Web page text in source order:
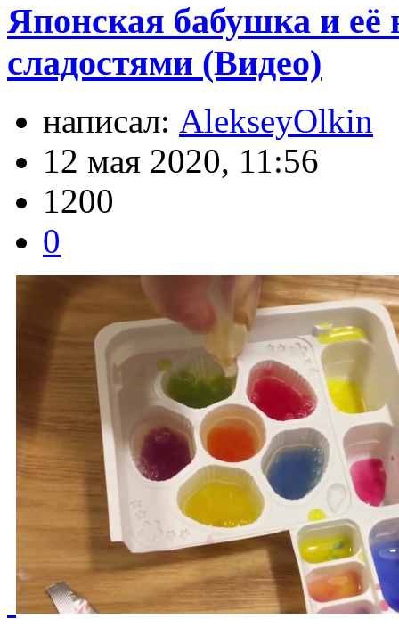
Японская бабушка и
сладостями (Видео)
написал: AlekseyOlkin
12 мая 2020, 11:56
1200
0